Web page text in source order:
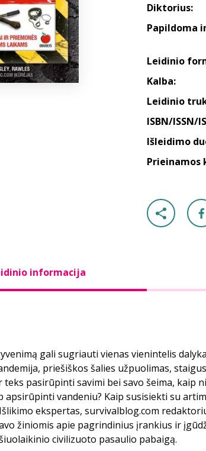
Diktorius:
Papildoma
Leidinio
Kalba:
Leidinio
ISBN/ISSN/
Išleidimo
Prieinamos
informacija
gali sugriauti vienas vienintelis
priešiškos šalies užpuolimas,
teks pasirūpinti savimi bei savo šeima, kaip
apsirūpinti vandeniu? Kaip susisiekti su
ekspertas, survivalblog.com
žiniomis apie pagrindinius įrankius ir
civilizuoto pasaulio pabaigą.